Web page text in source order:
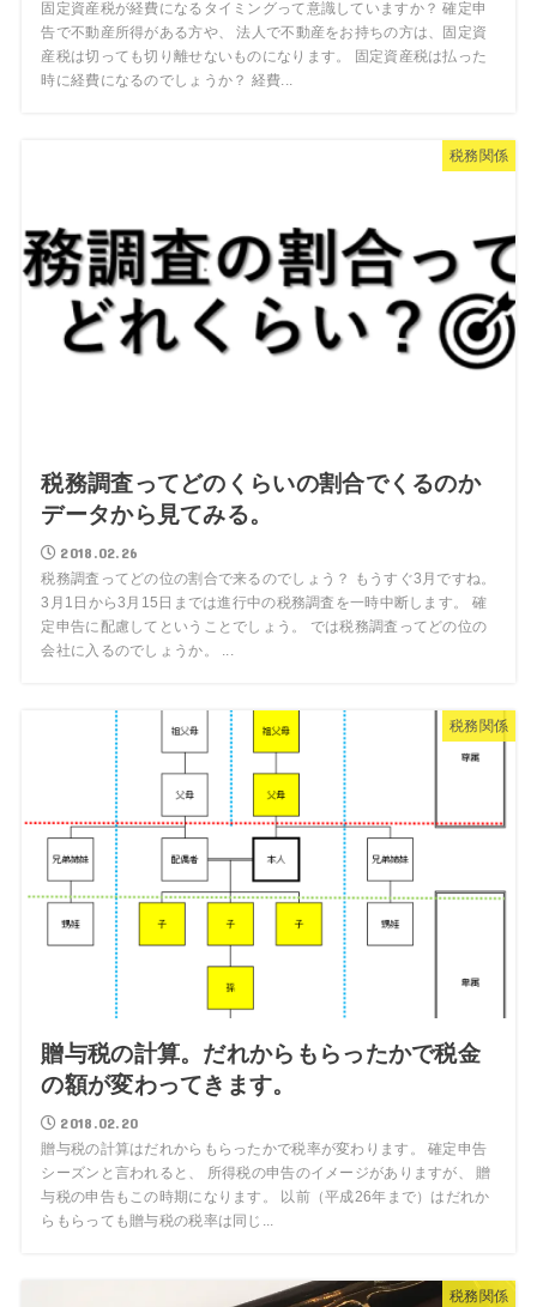
固定資産税が経費になるタイミングって意識していますか？ 確定申
告で不動産所得がある方や、 法人で不動産をお持ちの方は、固定資
産税は切っても切り離せないものになります。 固定資産税は払った
時に経費になるのでしょうか？ 経費...
税務関係
税務調査ってどのくらいの割合でくるのか
データから見てみる。
2018.02.26
税務調査ってどの位の割合で来るのでしょう？ もうすぐ3月ですね。
3月1日から3月15日までは進行中の税務調査を一時中断します。 確
定申告に配慮してということでしょう。 では税務調査ってどの位の
会社に入るのでしょうか。 ...
税務関係
贈与税の計算。だれからもらったかで税金
の額が変わってきます。
2018.02.20
贈与税の計算はだれからもらったかで税率が変わります。 確定申告
シーズンと言われると、 所得税の申告のイメージがありますが、 贈
与税の申告もこの時期になります。 以前（平成26年まで）はだれか
らもらっても贈与税の税率は同じ...
税務関係